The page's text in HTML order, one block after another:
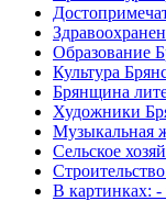
Образование
Культура
Брянщина
Художники
Музыкальная
Сельское
В картинках: